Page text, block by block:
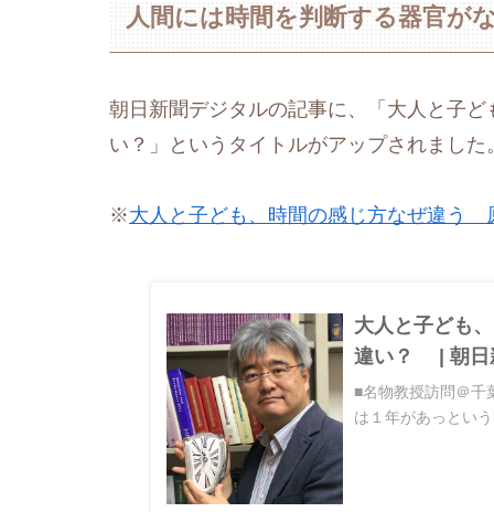
人間には時間を判断する器官が
朝日新聞デジタルの記事に、「大人と子
い？」というタイトルがアップされました
※大人と子ども、時間の感じ方なぜ違う
大人と子ども
違い？ | 朝日
■名物教授訪問＠千
は１年があっとい